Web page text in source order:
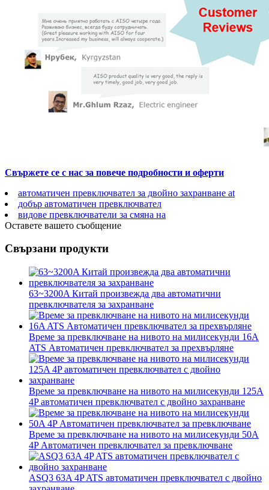
Свържете се с нас за повече подробности и оферти
автоматичен превключвател за двойно захранване at
добър автоматичен превключвател
видове превключватели за смяна на
Оставете вашето съобщение
Свързани продукти
63~3200A Китай произвежда два автоматични
превключвателя за захранване
Време за превключване на нивото на милисекунди 16A
ATS Автоматичен превключвател за прехвърляне
Време за превключване на нивото на милисекунди 125A
4P автоматичен превключвател с двойно захранване
Време за превключване на нивото на милисекунди 50A
4P Автоматичен превключвател за превключване
ASQ3 63A 4P ATS автоматичен превключвател с двойно